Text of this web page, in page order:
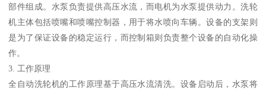
部件组成。水泵负责提供高压水流，而电机为水泵提供动力。洗轮
机主体包括喷嘴和喷嘴控制器，用于将水喷向车辆。设备的支架则
是为了保证设备的稳定运行，而控制箱则负责整个设备的自动化操
作。
3. 工作原理
全自动洗轮机的工作原理基于高压水流清洗。设备启动后，水泵将